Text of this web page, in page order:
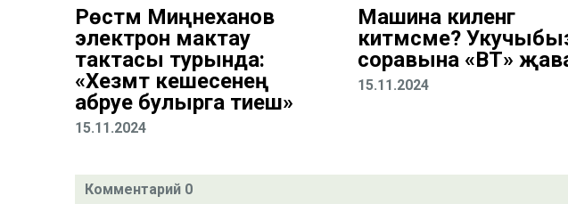
Рөстәм Миңнеханов
электрон мактау
тактасы турында:
«Хезмәт кешесенең
абруе булырга тиеш»
15.11.2024
Машина киленгә
китмәсме?
соравына «ВТ»
15.11.2024
Комментарий 0